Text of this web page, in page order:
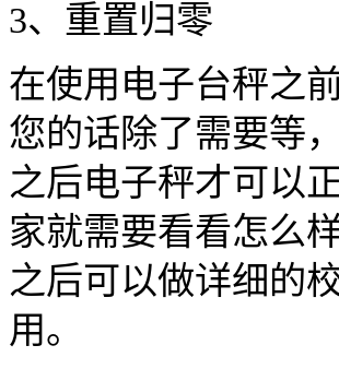
3、重置归零
在使用电子台秤之
您的话除了需要等
之后电子秤才可以
家就需要看看怎么
之后可以做详细的
用。